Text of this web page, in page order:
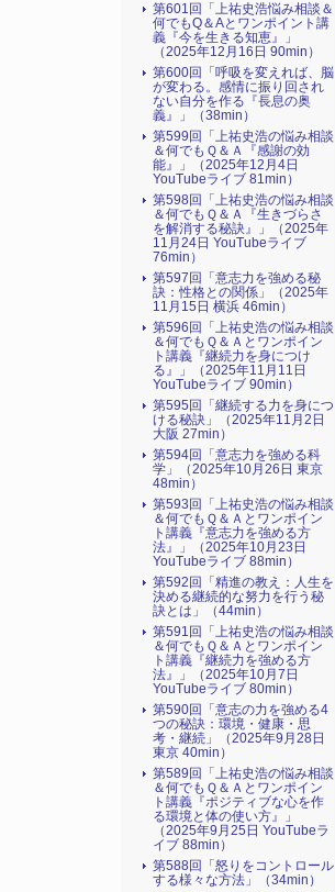
第601回「上祐史浩悩み相談＆
何でもQ＆Aとワンポイント講
義『今を生きる知恵』」
（2025年12月16日 90min）
第600回「呼吸を変えれば、脳
が変わる。感情に振り回され
ない自分を作る『長息の奥
義』」（38min）
第599回「上祐史浩の悩み相談
＆何でもＱ＆Ａ『感謝の効
能』」（2025年12月4日
YouTubeライブ 81min）
第598回「上祐史浩の悩み相談
＆何でもＱ＆Ａ『生きづらさ
を解消する秘訣』​」（2025年
11月24日 YouTubeライブ
76min）
第597回「意志力を強める秘
訣：性格との関係」（2025年
11月15日 横浜 46min）
第596回「上祐史浩の悩み相談
＆何でもＱ＆Ａとワンポイン
ト講義『継続力を身につけ
る』​」（2025年11月11日
YouTubeライブ 90min）
第595回「継続する力を身につ
ける秘訣」（2025年11月2日
大阪 27min）
第594回「意志力を強める科
学」（2025年10月26日 東京
48min）
第593回「上祐史浩の悩み相談
＆何でもＱ＆Ａとワンポイン
ト講義『意志力を強める方
法』​」（2025年10月23日
YouTubeライブ 88min）
第592回「精進の教え：人生を
決める継続的な努力を行う秘
訣とは」（44min）
第591回「上祐史浩の悩み相談
＆何でもＱ＆Ａとワンポイン
ト講義『継続力を強める方
法』​」（2025年10月7日
YouTubeライブ 80min）
第590回「意志の力を強める4
つの秘訣：環境・健康・思
考・継続」（2025年9月28日
東京 40min）
第589回「上祐史浩の悩み相談
＆何でもＱ＆Ａとワンポイン
ト講義『ポジティブな心を作
る環境と体の使い方』​」
（2025年9月25日 YouTubeラ
イブ 88min）
第588回「怒りをコントロール
する様々な方法」（34min）